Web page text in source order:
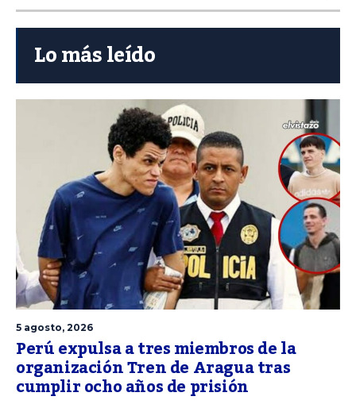
Lo más leído
5 agosto, 2026
Perú expulsa a tres miembros de la
organización Tren de Aragua tras
cumplir ocho años de prisión